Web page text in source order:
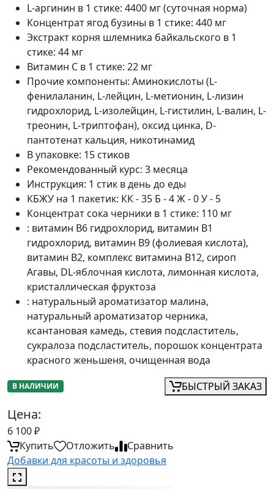
L-аргинин в 1 стике: 4400 мг (суточная норма)
Концентрат ягод бузины в 1 стике: 440 мг
Экстракт корня шлемника байкальского в 1
стике: 44 мг
Витамин C в 1 стике: 22 мг
Прочие компоненты: Аминокислоты (L-
фенилаланин, L-лейцин, L-метионин, L-лизин
гидрохлорид, L-изолейцин, L-гистилин, L-валин, L-
треонин, L-триптофан), оксид цинка, D-
пантотенат кальция, никотинамид
В упаковке: 15 стиков
Рекомендованный курс: 3 месяца
Инструкция: 1 стик в день до еды
КБЖУ на 1 пакетик: КК - 35 Б - 4 Ж - 0 У - 5
Концентрат сока черники в 1 стике: 110 мг
: витамин В6 гидрохлорид, витамин B1
гидрохлорид, витамин B9 (фолиевая кислота),
витамин В2, комплекс витамина B12, сироп
Агавы, DL-яблочная кислота, лимонная кислота,
кристаллическая фруктоза
: натуральный ароматизатор малина,
натуральный ароматизатор черника,
ксантановая камедь, стевия подсластитель,
сукралоза подсластитель, порошок концентрата
красного женьшеня, очищенная вода
В НАЛИЧИИ БЫСТРЫЙ ЗАКАЗ
Цена:
6 100₽
Купить
Отложить
Сравнить
Добавки для красоты и здоровья